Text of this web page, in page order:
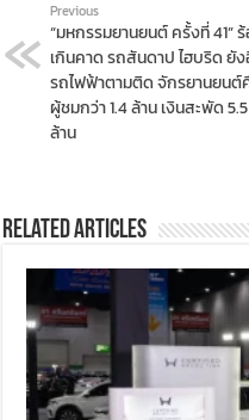
Previous
“มหกรรมยานยนต์ ครั้งที่ 41”
เกินคาด รถสันดาป ไฮบริด ยั
รถไฟฟ้าตามติด จักรยานยน
ผู้ชมกว่า 1.4 ล้าน เงินสะพัด
ล้าน
Related Articles